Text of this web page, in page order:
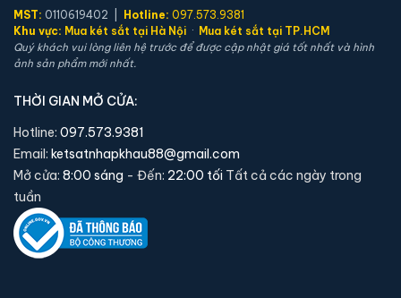
MST: 0110619402 | Hotline: 097.573.9381
Khu vực: Mua két sắt tại Hà Nội · Mua két sắt tại TP.HCM
Quý khách vui lòng liên hệ trước để được cập nhật giá tốt nhất và hình
ảnh sản phẩm mới nhất.
THỜI GIAN MỞ CỬA:
Hotline: 097.573.9381
Email: ketsatnhapkhau88@gmail.com
Mở cửa: 8:00 sáng - Đến: 22:00 tối Tất cả các ngày trong
tuần